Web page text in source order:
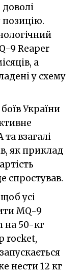
доволі
9 Reaper
а
у схему
України
взагалі
як приклад
спростував.
усі
MQ-9
на 50-кг
rocket,
нести 12 кг